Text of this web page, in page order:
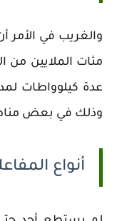
والغريب في الأمر
عدة كيلوواطات
وذلك في بعض
أنواع